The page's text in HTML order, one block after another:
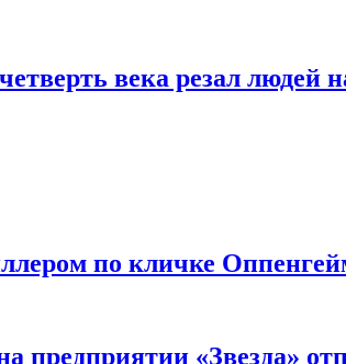
века резал людей
по кличке
предприятии «Звезда»